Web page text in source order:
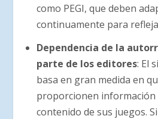
como PEGI, que deben
continuamente para
Dependencia de la
parte de los editores: El
basa en gran medida en
proporcionen información
contenido de sus juegos.